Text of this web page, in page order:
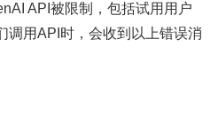
API被限制，包括试用用户
调用API时，会收到以上错误消